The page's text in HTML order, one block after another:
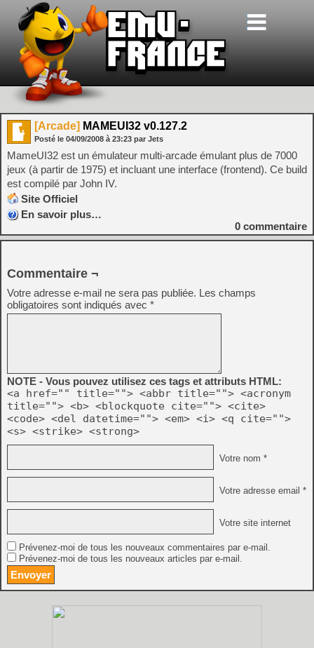
[Arcade] MAMEUI32 v0.127.2
Posté le 04/09/2008 à 23:23 par Jets
MameUI32 est un émulateur multi-arcade émulant plus de 7000
jeux (à partir de 1975) et incluant une interface (frontend). Ce build
est compilé par John IV.
Site Officiel
En savoir plus…
0 commentaire
Commentaire ¬
Votre adresse e-mail ne sera pas publiée. Les champs
obligatoires sont indiqués avec *
NOTE - Vous pouvez utilisez ces tags et attributs HTML:
<a href="" title=""> <abbr title=""> <acronym
title=""> <b> <blockquote cite=""> <cite>
<code> <del datetime=""> <em> <i> <q cite="">
<s> <strike> <strong>
Votre nom *
Votre adresse email *
Votre site internet
Prévenez-moi de tous les nouveaux commentaires par e-mail.
Prévenez-moi de tous les nouveaux articles par e-mail.